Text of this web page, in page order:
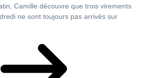
Camille découvre que trois virements
ne sont toujours pas arrivés sur